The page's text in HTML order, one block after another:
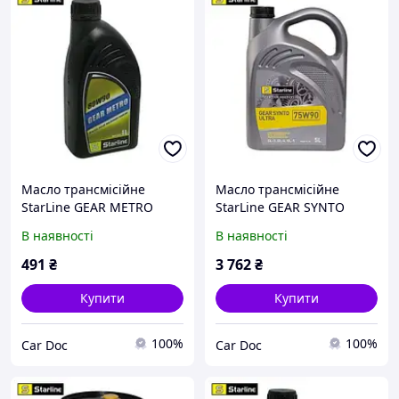
Масло трансмісійне
StarLine GEAR METRO
В наявності
491 ₴
Купити
Car Doc 100%
Масло трансмісійне
StarLine GEAR SYNTO
В наявності
3 762₴
Купити
Car Doc 100%